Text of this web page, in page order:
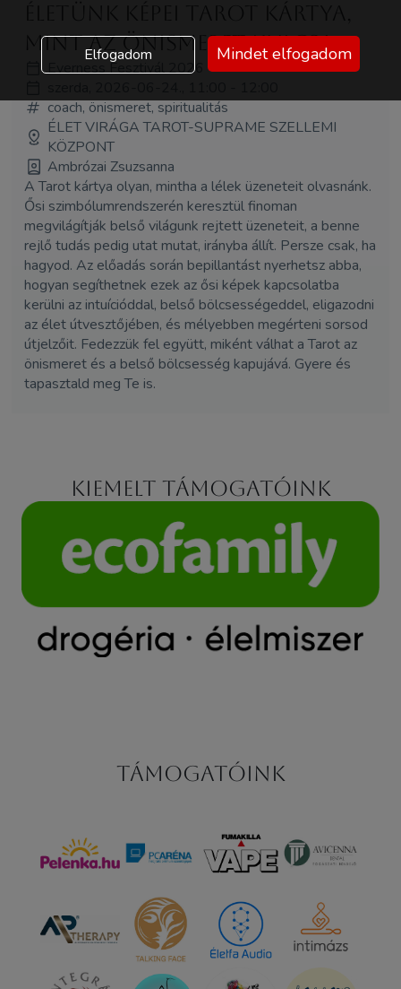
mint az önismeret kulcsa
Everness Fesztivál 2026
coach, önismeret, spiritualitás
ÉLET VIRÁGA TAROT-SUPRAME SZELLEMI
KÖZPONT
Ambrózai Zsuzsanna
A Tarot kártya olyan, mintha a lélek üzeneteit olvasnánk.
Ősi szimbólumrendszerén keresztül finoman
megvilágítják belső világunk rejtett üzeneteit, a benne
rejlő tudás pedig utat mutat, irányba állít. Persze csak, ha
hagyod. Az előadás során bepillantást nyerhetsz abba,
hogyan segíthetnek ezek az ősi képek kapcsolatba
kerülni az intuícióddal, belső bölcsességeddel, eligazodni
az élet útvesztőjében, és mélyebben megérteni sorsod
útjelzőit. Fedezzük fel együtt, miként válhat a Tarot az
önismeret és a belső bölcsesség kapujává. Gyere és
tapasztald meg Te is.
Kiemelt támogatóink
Támogatóink
Elfogadom Mindet elfogadom